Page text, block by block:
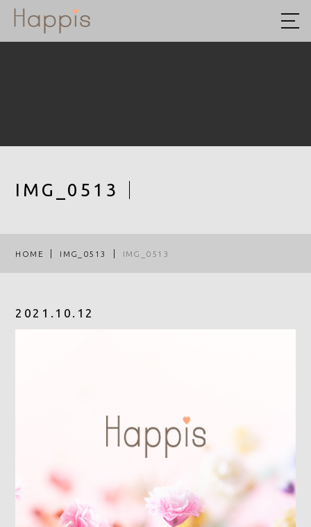
IMG_0513
HOME IMG_0513 IMG_0513
2021.10.12
HOME
079-239-8810